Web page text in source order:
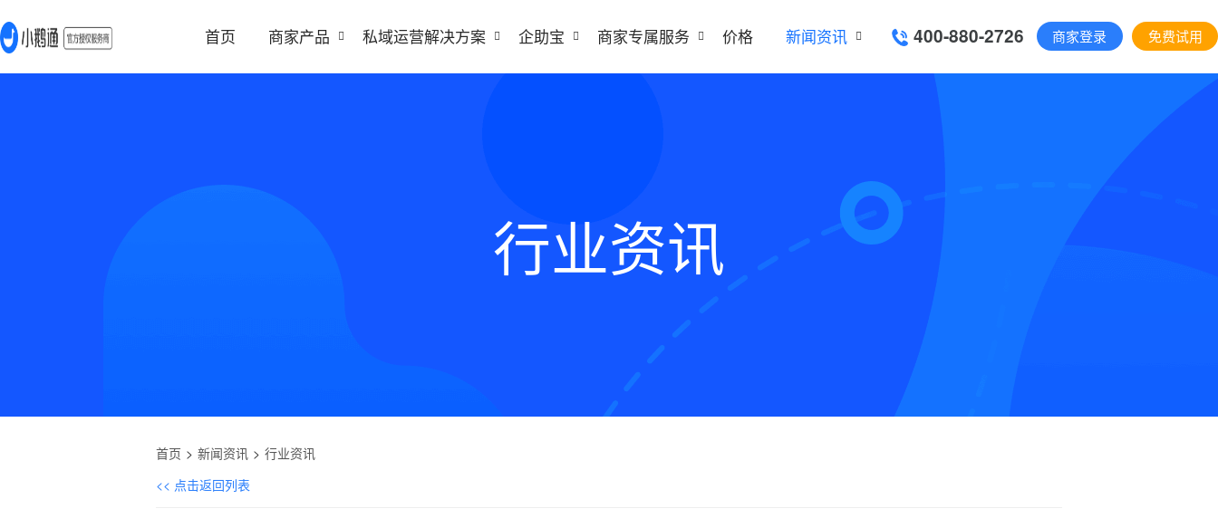
首页 商家产品 私域运营解决方案 企助宝 商家专属服务 价格 新闻资讯 400-880-2726 商家登录 免费试用
行业资讯
首页 新闻资讯
行业资讯
<< 点击返回列表